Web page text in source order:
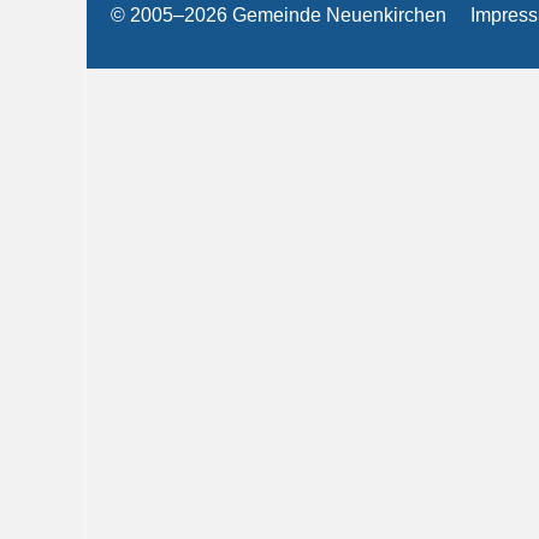
© 2005–2026 Gemeinde Neuenkirchen